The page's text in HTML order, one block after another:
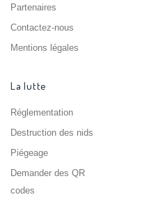
Partenaires
Contactez-nous
Mentions légales
La lutte
Réglementation
Destruction des nids
Piégeage
Demander des QR
codes